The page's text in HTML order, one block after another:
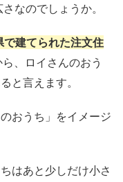
なのでしょうか。
建てられた注文住
、ロイさんのおう
と言えます。
おうち」をイメージ
はあと少しだけ小さ